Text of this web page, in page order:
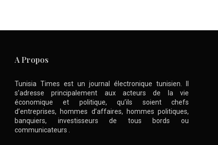
A Propos
Tunisia Times est un journal électronique tunisien. Il
s’adresse principalement aux acteurs de la vie
économique et politique, qu’ils soient chefs
d’entreprises, hommes d’affaires, hommes politiques,
banquiers, investisseurs de tous bords ou
communicateurs .